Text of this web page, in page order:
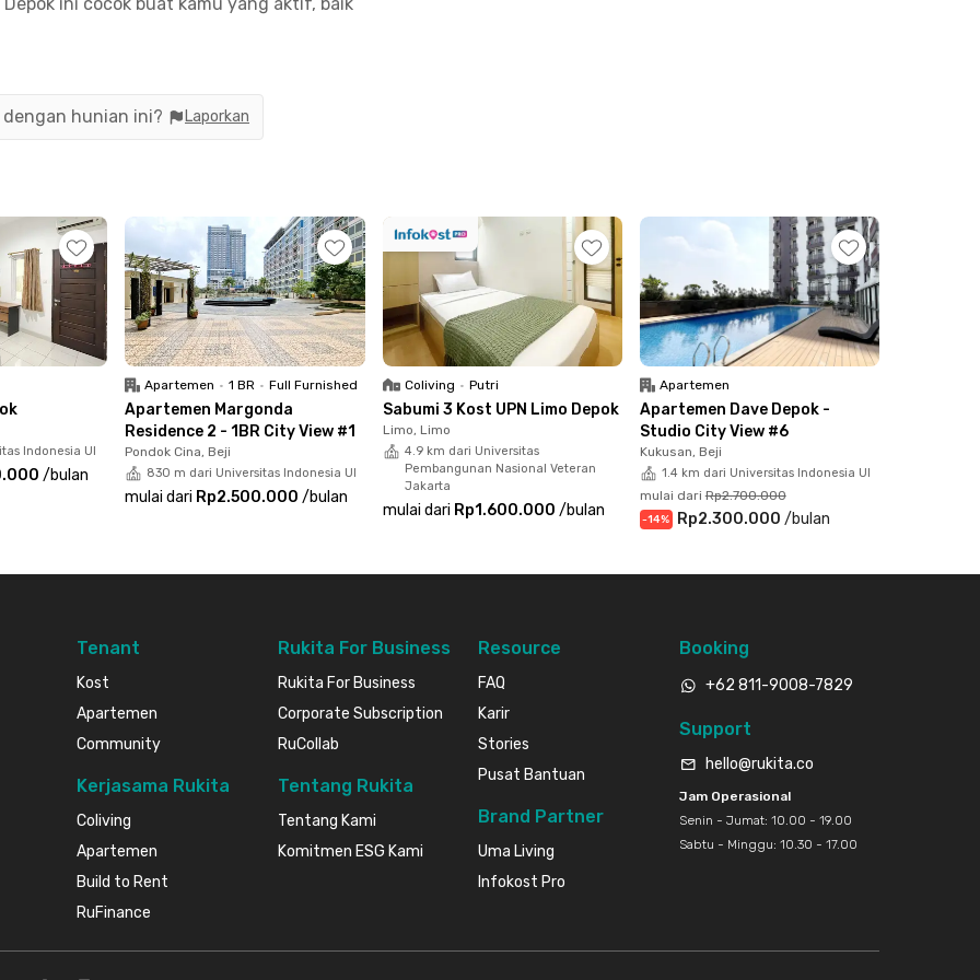
parkir, lobby dengan akses WiFi, lift, hingga
juga bisa menikmati waktu santai di kolam
semua fasilitas tanpa perlu khawatir soal
C Unindra PGRI dan 6 menit ke Depok
seperti RS Permata Depok (14 menit), Putri
Farm (12 menit). Apartemen ini juga
dan Stasiun Citayam (18 menit), memudahkan
hunian ini? Laporkan
Indonesia UI
/bulan
Apartemen • 1 BR • Full Furnished
Apartemen Margonda
Residence 2 - 1BR City View #1
Pondok Cina, Beji
830 m dari Universitas Indonesia UI
mulai dari Rp2.500.000 /bulan
Coliving • Putri
Sabumi 3 Kost UPN Limo Depok
Limo, Limo
4.9 km dari Universitas
Pembangunan Nasional Veteran
Jakarta
mulai dari Rp1.600.000 /bulan
Apartemen
Apartemen Dave Depok -
Studio City View #6
Kukusan, Beji
1.4 km dari Universitas Indonesia UI
mulai dari Rp2.700.000
-14% Rp2.300.000 /bulan
Tenant
Kost
Apartemen
Community
Kerjasama Rukita
Coliving
Apartemen
Build to Rent
RuFinance
Rukita For Business
Rukita For Business
Corporate Subscription
RuCollab
Tentang Rukita
Tentang Kami
Komitmen ESG Kami
Resource
FAQ
Karir
Stories
Pusat Bantuan
Brand Partner
Uma Living
Infokost Pro
Booking
+62 811-9008-7829
Support
hello@rukita.co
Jam Operasional
Senin - Jumat: 10.00 - 19.00
Sabtu - Minggu: 10.30 - 17.00